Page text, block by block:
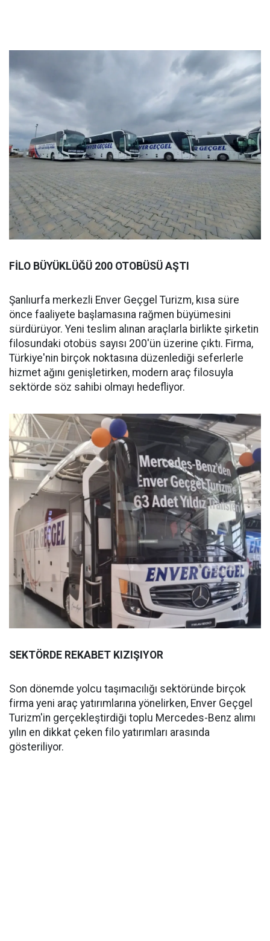
FİLO BÜYÜKLÜĞÜ 200 OTOBÜSÜ AŞTI
Şanlıurfa merkezli Enver Geçgel Turizm, kısa süre
önce faaliyete başlamasına rağmen büyümesini
sürdürüyor. Yeni teslim alınan araçlarla birlikte şirketin
filosundaki otobüs sayısı 200'ün üzerine çıktı. Firma,
Türkiye'nin birçok noktasına düzenlediği seferlerle
hizmet ağını genişletirken, modern araç filosuyla
sektörde söz sahibi olmayı hedefliyor.
SEKTÖRDE REKABET KIZIŞIYOR
Son dönemde yolcu taşımacılığı sektöründe birçok
firma yeni araç yatırımlarına yönelirken, Enver Geçgel
Turizm'in gerçekleştirdiği toplu Mercedes-Benz alımı
yılın en dikkat çeken filo yatırımları arasında
gösteriliyor.